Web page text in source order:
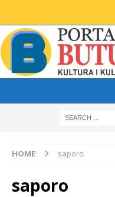
HOME saporo
saporo